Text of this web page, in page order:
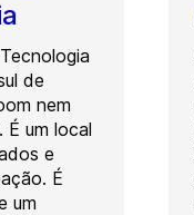
de
nem
um local
e
É
um